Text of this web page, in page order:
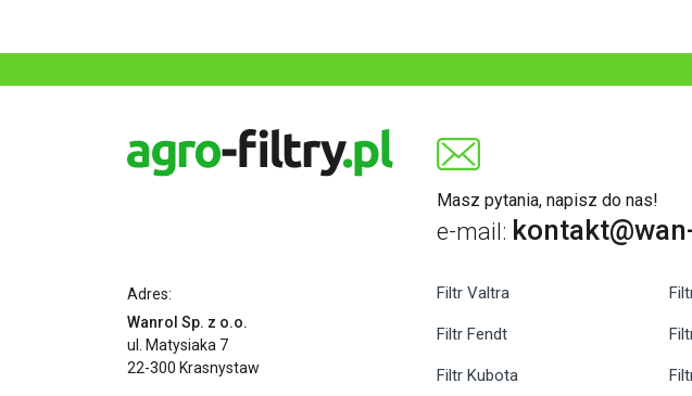
Masz pytania, napisz do nas!
e-mail:
Adres:
Wanrol Sp. z o.o.
ul. Matysiaka 7
22-300 Krasnystaw
Filtr Valtra
Filtr Fendt
Filtr Kubota